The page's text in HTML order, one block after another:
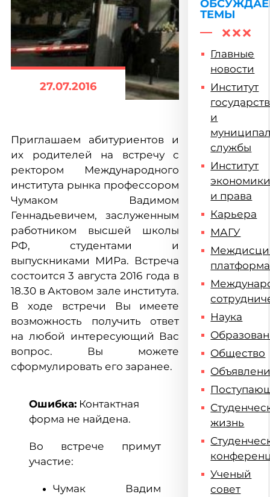
27.07.2016
Приглашаем абитуриентов и
их родителей на встречу с
ректором Международного
института рынка профессором
Чумаком Вадимом
Геннадьевичем, заслуженным
работником высшей школы
РФ, студентами и
выпускниками МИРа. Встреча
состоится 3 августа 2016 года в
18.30 в Актовом зале института.
В ходе встречи Вы имеете
возможность получить ответ
на любой интересующий Вас
вопрос. Вы можете
сформулировать его заранее.
Ошибка: Контактная
форма не найдена.
Во встрече примут
участие:
Чумак Вадим
ТЕМЫ
Главные
новости
Институт
и
службы
Институт
и права
Карьера
МАГУ
платформа
Наука
Общество
жизнь
Ученый
совет